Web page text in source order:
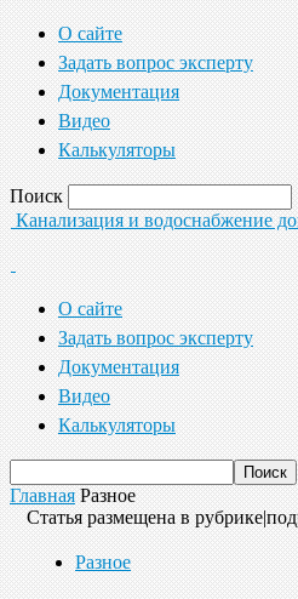
О сайте
Задать вопрос эксперту
Документация
Видео
Калькуляторы
Поиск
Канализация и водоснабжение
О сайте
Задать вопрос эксперту
Документация
Видео
Калькуляторы
Главная Разное
Статья размещена в
Разное